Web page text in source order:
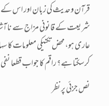
قرآن وحدیث کی زبان اور اس کے
شریعت کے قانونی مزاج سے نا
عاری ہو، محض تکنیکی معلومات کا
کرسکتا ہے؟ راقم کا جواب قطعا
نص جزئی پر نظر